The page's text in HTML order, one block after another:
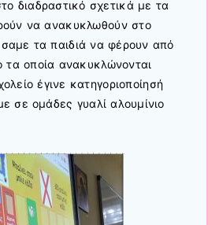
διαδραστικό σχετικά με τα
να ανακυκλωθούν στο
τα παιδιά να φέρουν από
τα οποία ανακυκλώνονται
έγινε κατηγοριοποίησή
σε ομάδες γυαλί αλουμίνιο